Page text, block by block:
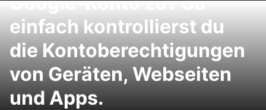
einfach kontrollierst du
die Kontoberechtigungen
von Geräten, Webseiten
und Apps.